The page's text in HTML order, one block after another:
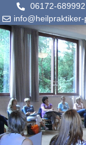
06172-689992